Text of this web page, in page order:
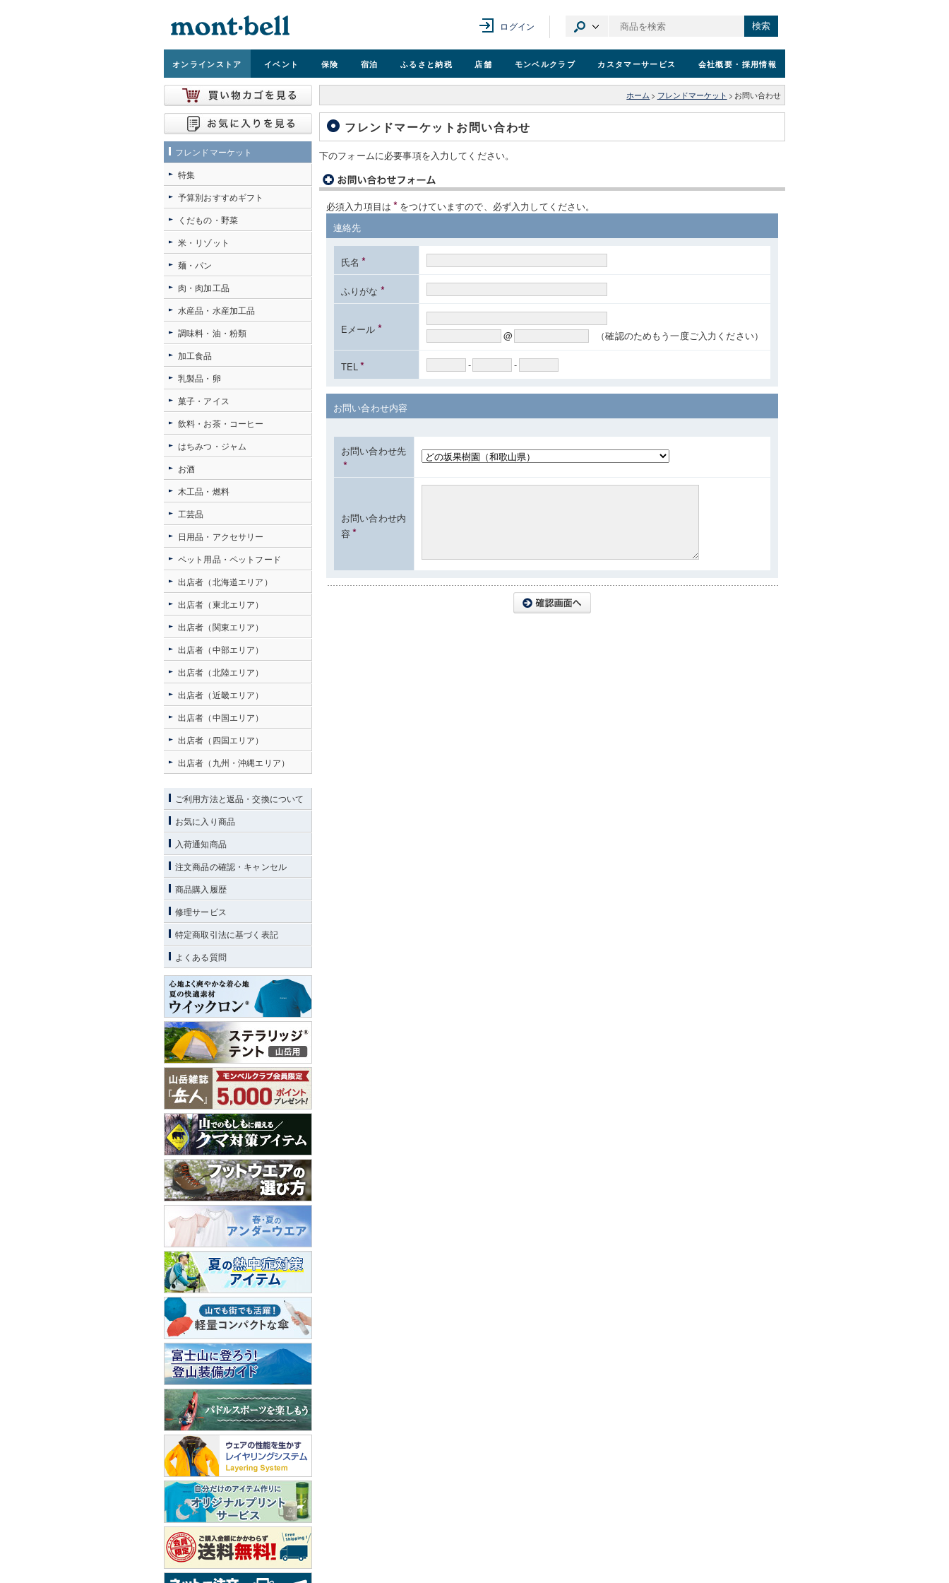
ログイン 検索
オンラインストア イベント 保険 宿泊 ふるさと納税 店舗 モンベルクラブ カスタマーサービス 会社概要 ・採用情報
ホーム > フレンドマーケット > お問い合わせ
フレンドマーケットお問い合わせ
下のフォームに必要事項を入力してください。
必須入力項目は * をつけていますので、必ず入力してください。
連絡先
氏名 *
ふりがな *
Eメール * @ （確認のためもう一度ご入力ください）
TEL* - -
お問い合わせ内容
お問い合わせ先
*
お問い合わせ内
容 *
フレンドマーケット
特集
予算別おすすめギフト
くだもの・野菜
米・リゾット
麺・パン
肉・肉加工品
水産品・水産加工品
調味料・油・粉類
加工食品
乳製品・卵
菓子・アイス
飲料・お茶・コーヒー
はちみつ・ジャム
お酒
木工品・燃料
工芸品
日用品・アクセサリー
ペット用品・ペットフード
出店者（北海道エリア）
出店者（東北エリア）
出店者（関東エリア）
出店者（中部エリア）
出店者（北陸エリア）
出店者（近畿エリア）
出店者（中国エリア）
出店者（四国エリア）
出店者（九州・沖縄エリア）
ご利用方法と返品・交換について
お気に入り商品
入荷通知商品
注文商品の確認・キャンセル
商品購入履歴
修理サービス
特定商取引法に基づく表記
よくある質問